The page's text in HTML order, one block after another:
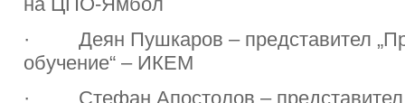
· Деян Пушкаров – представител
обучение“ – ИКЕМ
· Стефан Апостолов – представител